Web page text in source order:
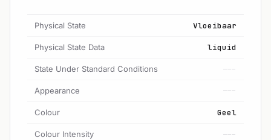
Physical State Vloeibaar
Physical State Data liquid
State Under Standard Conditions ---
Appearance ---
Colour Geel
Colour Intensity ---